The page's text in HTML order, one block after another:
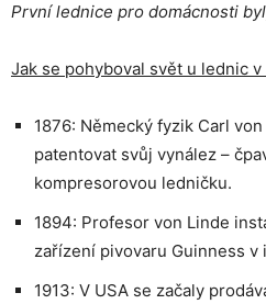
První lednice pro domácnosti
Jak se pohyboval svět u lednic
1876: Německý fyzik Carl
patentovat svůj vynález –
kompresorovou ledničku.
1894: Profesor von Linde
zařízení pivovaru Guinness v
1913: V USA se začaly